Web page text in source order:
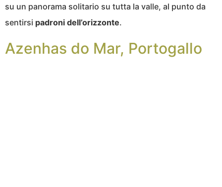
su un panorama solitario su tutta la valle, al punto da
sentirsi padroni dell’orizzonte.
Azenhas do Mar, Portogallo